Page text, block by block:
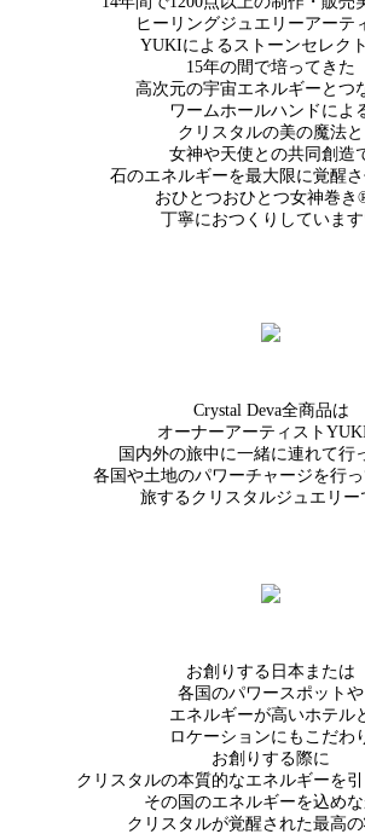
ヒーリングジュエリーアーテ
YUKIによるストーンセレクト
15年の間で培ってきた
高次元の宇宙エネルギーとつ
ワームホールハンドによ
クリスタルの美の魔法と
女神や天使との共同創造
石のエネルギーを最大限に覚醒
おひとつおひとつ女神巻き
丁寧におつくりしていま
Crystal Deva全商品は
オーナーアーティスト
国内外の旅中に一緒に連れて行
各国や土地のパワーチャージを行
旅するクリスタルジュエリー
お創りする日本または
各国のパワースポットや
エネルギーが高いホテル
ロケーションにもこだわ
お創りする際に
クリスタルの本質的なエネルギーを
その国のエネルギーを込め
クリスタルが覚醒された最高